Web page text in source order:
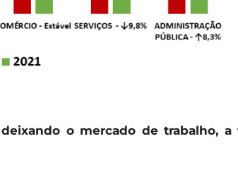
o mercado de trabalho, a